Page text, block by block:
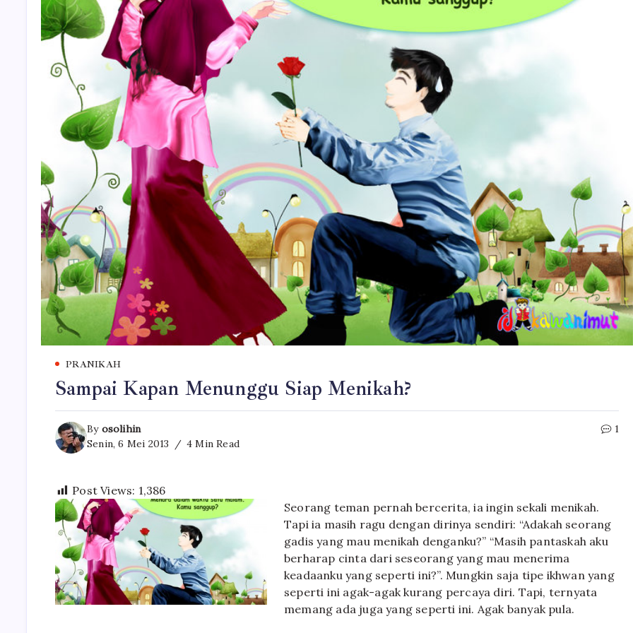
PRANIKAH
Sampai Kapan Menunggu Siap Menikah?
By osolihin
Senin, 6 Mei 2013
4 Min Read
1
Post Views: 1,386
Seorang teman pernah bercerita, ia ingin sekali menikah.
Tapi ia masih ragu dengan dirinya sendiri: “Adakah seorang
gadis yang mau menikah denganku?” “Masih pantaskah aku
berharap cinta dari seseorang yang mau menerima
keadaanku yang seperti ini?”. Mungkin saja tipe ikhwan yang
seperti ini agak-agak kurang percaya diri. Tapi, ternyata
memang ada juga yang seperti ini. Agak banyak pula.